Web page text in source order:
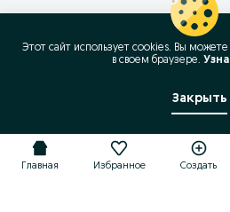
Главная Избранное Создать
Этот сайт использует cookies. Вы
в своeм браузере.
Закрыть